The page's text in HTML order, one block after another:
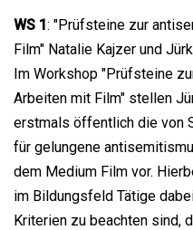
WS 1: "Prüfsteine zur
Film" Natalie Kajzer und
Im Workshop "Prüfsteine
Arbeiten mit Film" stellen
erstmals öffentlich die von
für gelungene
dem Medium Film vor.
im Bildungsfeld Tätige
Kriterien zu beachten sind,